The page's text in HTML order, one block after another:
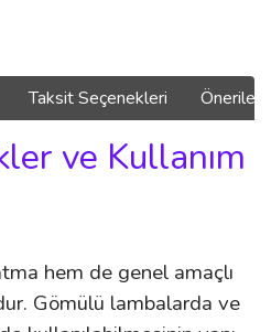
Taksit Seçenekleri
ve Kullanım
hem de genel amaçlı
Gömülü lambalarda ve